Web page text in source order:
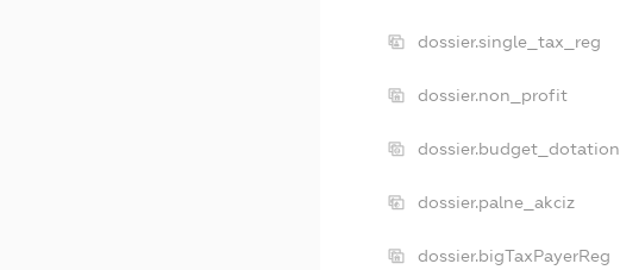
dossier.single_tax_reg
dossier.non_profit
dossier.budget_dotation
dossier.palne_akciz
dossier.bigTaxPayerReg